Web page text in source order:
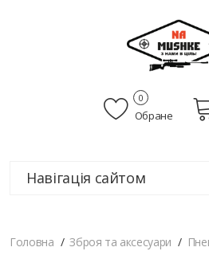
Обране
0
Навігація сайтом
Головна Зброя та аксесуари